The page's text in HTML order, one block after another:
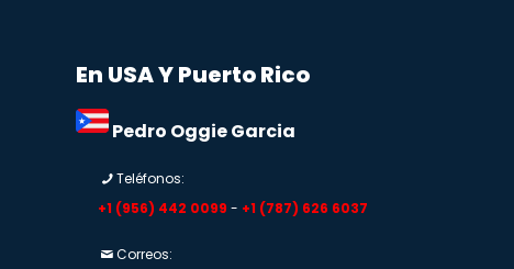
En USA Y Puerto Rico
Pedro Oggie Garcia
Teléfonos:
+1 (956) 442 0099 - +1 (787) 626 6037
Correos: